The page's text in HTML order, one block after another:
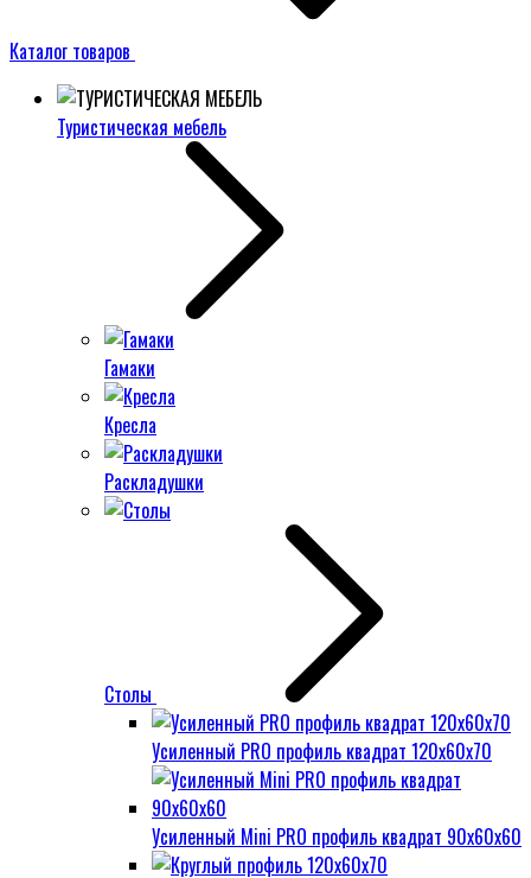
Каталог товаров
Туристическая мебель
Гамаки
Кресла
Раскладушки
Столы
Усиленный PRO профиль квадрат 120х60х70
Усиленный Mini PRO профиль квадрат 90х60х60